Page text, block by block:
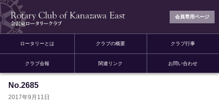
会員専用ページ
ロータリーとは クラブの概要 クラブ行事
クラブ会報 関連リンク お問い合わせ
No.2685
2017年9月11日